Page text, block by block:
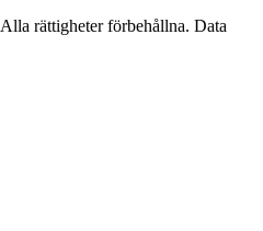
Alla rättigheter förbehållna. Data